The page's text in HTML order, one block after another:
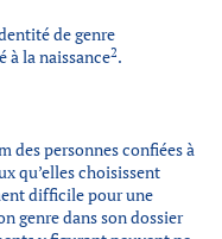
de genre
à la naissance2.
des personnes confiées à
qu’elles choisissent
difficile pour une
genre dans son dossier